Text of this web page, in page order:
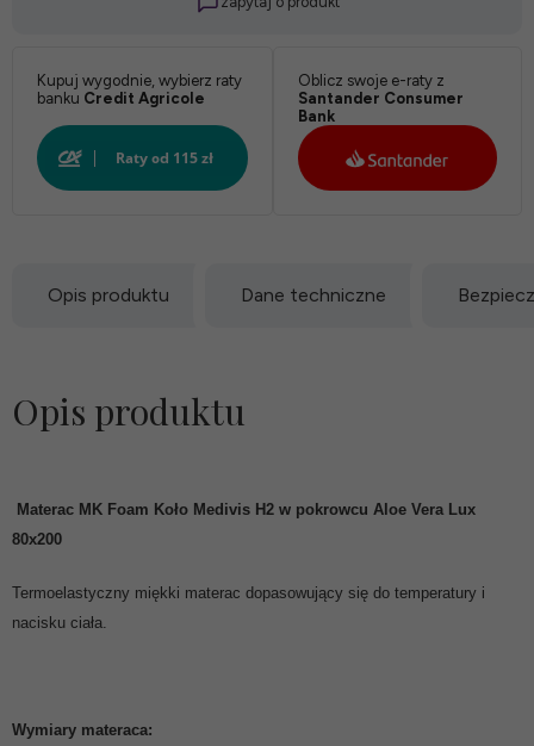
Kupuj wygodnie, wybierz raty
banku Credit Agricole
Oblicz swoje e-raty z
Santander Consumer
Bank
Opis produktu Dane techniczne
Opis produktu
Materac MK Foam Koło Medivis H2 w pokrowcu Aloe Vera Lux
80x200
Termoelastyczny miękki materac dopasowujący się do temperatury i
nacisku ciała.
Wymiary materaca: